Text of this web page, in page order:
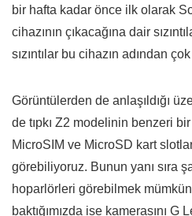
bir hafta kadar önce ilk olarak
cihazının çıkacağına dair
sızıntılar bu cihazın adından
Görüntülerden de anlaşıldığı
de tıpkı Z2 modelinin benzeri
MicroSIM ve MicroSD kart
görebiliyoruz. Bunun yanı sıra
hoparlörleri görebilmek
baktığımızda ise kamerasını